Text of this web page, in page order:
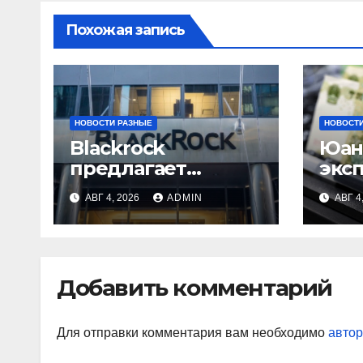
Похожая запись
НОВОСТИ РАЗНЫЕ
Blackrock
предлагает
эмитентам
стейблкоинов два
токенизированны
АВГ 4, 2026 ADMIN АВГ
Добавить комментарий
Для отправки комментария вам необходимо